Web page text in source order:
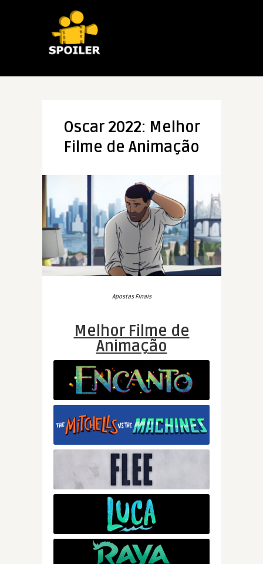
Oscar 2022: Melhor
Filme de Animação
Apostas Finais
Melhor Filme de
Animação